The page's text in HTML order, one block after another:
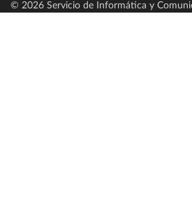
© 2026 Servicio de Informática y